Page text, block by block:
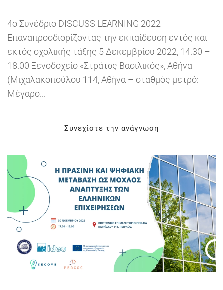
4ο Συνέδριο DISCUSS LEARNING 2022
Επαναπροσδιορίζοντας την εκπαίδευση εντός και
εκτός σχολικής τάξης 5 Δεκεμβρίου 2022, 14.30 –
18.00 Ξενοδοχείο «Στράτος Βασιλικός», Αθήνα
(Μιχαλακοπούλου 114, Αθήνα – σταθμός μετρό:
Μέγαρο...
Συνεχίστε την ανάγνωση